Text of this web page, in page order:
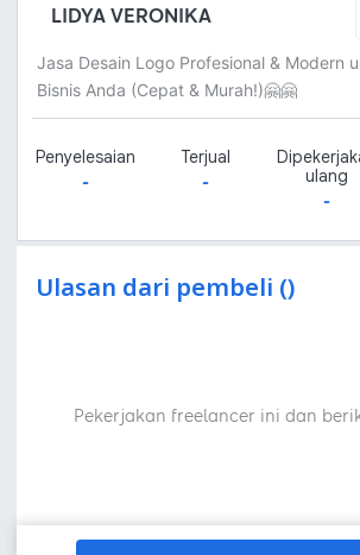
LIDYA VERONIKA
Jasa Desain Logo Profesional & Modern
Bisnis Anda (Cepat & Murah!)🤗🤗
Penyelesaian
-
Terjual
-
ulang
-
Ulasan dari pembeli ()
Pekerjakan freelancer ini dan